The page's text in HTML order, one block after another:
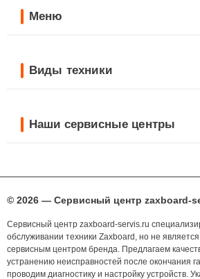
Меню
Виды техники
Наши сервисные центры
© 2026 — Сервисный центр zaxboard-
Сервисный центр zaxboard-servis.ru
обслуживании техники Zaxboard, но не
сервисным центром бренда. Предлагаем
устранению неисправностей после окончания
проводим диагностику и настройку устройств.